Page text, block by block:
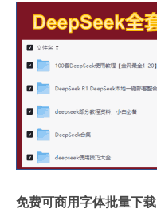
免费可商用字体批量下载